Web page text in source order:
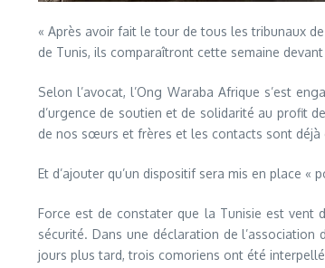
« Après avoir fait le tour de tous les tribunaux
de Tunis, ils comparaîtront cette semaine
Selon l’avocat, l’Ong Waraba Afrique s’est
d’urgence de soutien et de solidarité au profit
de nos sœurs et frères et les contacts sont déjà
Et d’ajouter qu’un dispositif sera mis en place
Force est de constater que la Tunisie est vent
sécurité. Dans une déclaration de
jours plus tard, trois comoriens ont été